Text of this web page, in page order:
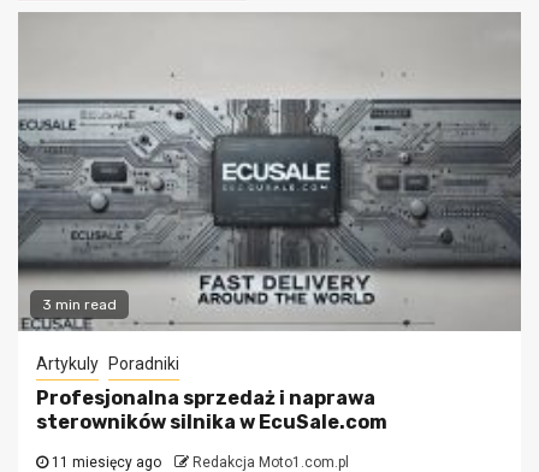
3 min read
Artykuly Poradniki
Profesjonalna sprzedaż i naprawa
sterowników silnika w EcuSale.com
11 miesięcy ago Redakcja Moto1.com.pl